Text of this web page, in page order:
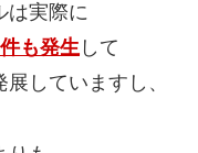
は実際に
も発生 して
展していますし、